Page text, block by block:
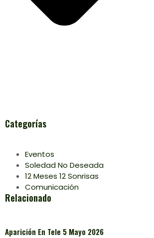
Categorías
Eventos
Soledad No Deseada
12 Meses 12 Sonrisas
Comunicación
Relacionado
Aparición En Tele 5 Mayo 2026